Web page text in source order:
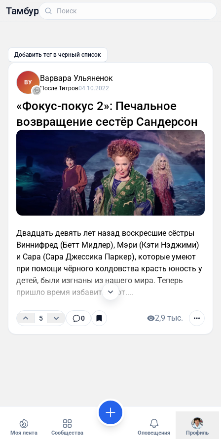
Тамбур
Добавить тег в черный список
ВУ Варвара Ульяненок
После Титров04.10.2022
«Фокус-покус 2»: Печальное
возвращение сестёр Сандерсон
Двадцать девять лет назад воскресшие сёстры
Виннифред (Бетт Мидлер), Мэри (Кэти Нэджими)
и Сара (Сара Джессика Паркер), которые умеют
при помощи чёрного колдовства красть юность у
детей, были изгнаны из нашего мира. Теперь
пришло время избавиться от....
5 0 2,9 тыс.
Моя лента Сообщества Оповещения Профиль